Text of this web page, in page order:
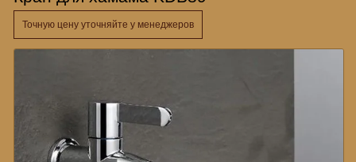
Точную цену уточняйте у менеджеров